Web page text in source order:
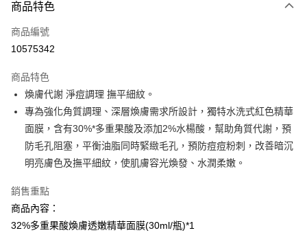
信用卡一次付款
超商取貨付款
Apple Pay
街口支付
悠遊付
AFTEE先享後付
相關說明
AFTEE先享後付是「在收到商品之後才付款」的支付方式。 讓您購物簡單
便利好安心！
商品特色
商品編號
10575342
商品特色
煥膚代謝 淨痘調理 撫平細紋。
專為強化角質調理、深層煥膚需求所設計，獨特水洗式紅色精華
面膜，含有30%*多重果酸及添加2%水楊酸，幫助角質代謝，預
防毛孔阻塞，平衡油脂同時緊緻毛孔，預防痘痘粉刺，改善暗沉
明亮膚色及撫平細紋，使肌膚容光煥發、水潤柔嫩。
銷售重點
商品內容：
32%多重果酸煥膚透嫩精華面膜(30ml/瓶)*1